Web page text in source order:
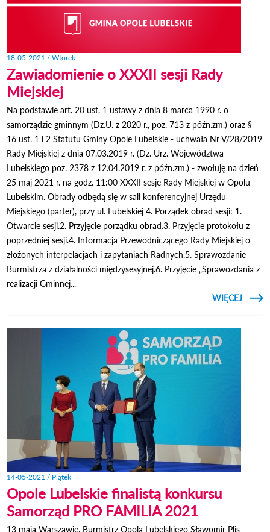
18-05-2021 / Wtorek
Zawiadomienie o XXXII sesji Rady
Miejskiej
Na podstawie art. 20 ust. 1 ustawy z dnia 8 marca 1990 r. o
samorządzie gminnym (Dz.U. z 2020 r., poz. 713 z późn.zm.) oraz §
16 ust. 1 i 2 Statutu Gminy Opole Lubelskie - uchwała Nr V/28/2019
Rady Miejskiej z dnia 07.03.2019 r. (Dz. Urz. Województwa
Lubelskiego poz. 2378 z 12.04.2019 r. z późn.zm.) - zwołuję na dzień
25 maj 2021 r. na godz. 11:00 XXXII sesję Rady Miejskiej w Opolu
Lubelskim. Obrady odbędą się w sali konferencyjnej Urzędu
Miejskiego (parter), przy ul. Lubelskiej 4. Porządek obrad sesji: 1.
Otwarcie sesji.2. Przyjęcie porządku obrad.3. Przyjęcie protokołu z
poprzedniej sesji.4. Informacja Przewodniczącego Rady Miejskiej o
złożonych interpelacjach i zapytaniach Radnych.5. Sprawozdanie
Burmistrza z działalności międzysesyjnej.6. Przyjęcie „Sprawozdania z
realizacji Gminnej...
CZYTAJ
WIĘCEJ
14-05-2021 / Piątek
Opole Lubelskie finalistą konkursu
Samorząd PRO FAMILIA 2021
13 maja Warszawie, Burmistrz Opola Lubelskiego Sławomir Plis